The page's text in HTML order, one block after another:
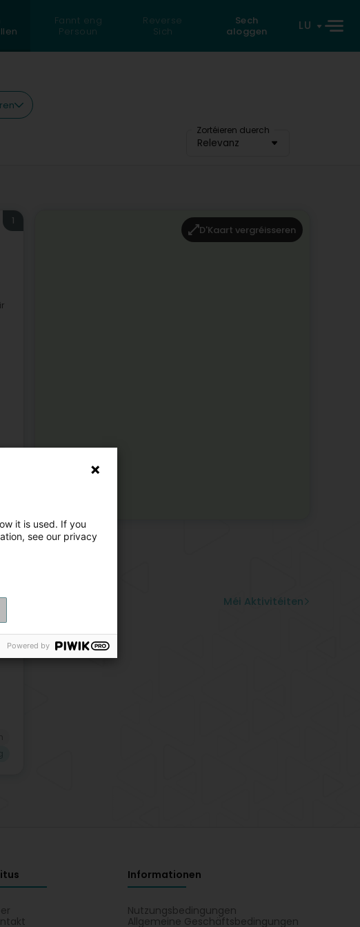
Fannt eng
Persoun
Reverse
Sich
Sech
aloggen
LU
Zortéieren duerch
Relevanz
1
D'Kaart vergréisseren
Méi Aktivitéiten
Méi Aktivitéiten
Informationen
Nutzungsbedingungen
Allgemeine Geschäftsbedingungen
it is used. If you
see our privacy
Powered by